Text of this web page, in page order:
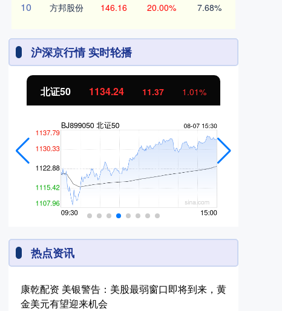
10 方邦股份 146.16 20.00% 7.68%
沪深京行情 实时轮播
北证50 1134.24 11.37 1.01%
热点资讯
康乾配资 美银警告：美股最弱窗口即将到来，黄
金美元有望迎来机会